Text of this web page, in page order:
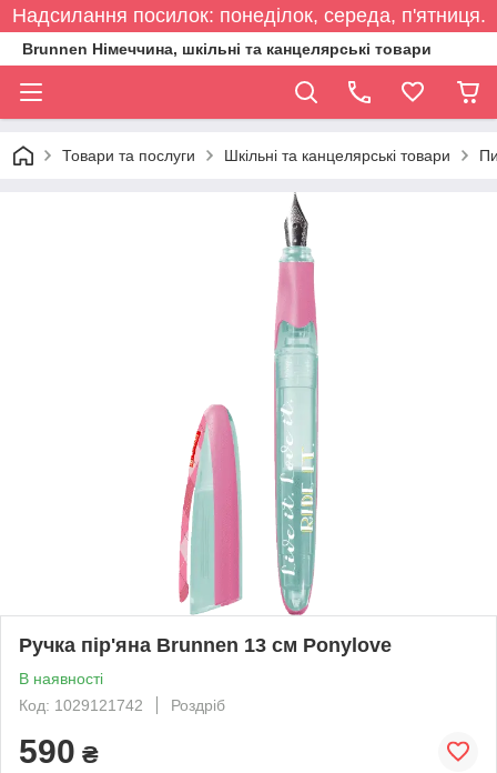
Надсилання посилок: понеділок, середа, п'ятниця.
Brunnen Німеччина, шкільні та канцелярські товари
Товари та послуги Шкільні та канцелярські товари
Ручка пір'яна Brunnen 13 см Ponylove
В наявності
Код: 1029121742
Роздріб
590 ₴